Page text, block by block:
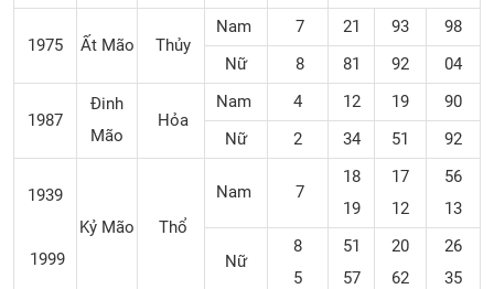
1975 Ất Mão Thủy
Nam 7 21 93
98
Nữ
8 81 92 04
1987
Đinh
Mão
Hỏa
Nam 4 12 19
90
Nữ
2 34 51 92
1939
1999
Kỷ Mão Thổ
Nam 7
18
19
17
12
56
13
Nữ
8
5
51
57
20
62
26
35